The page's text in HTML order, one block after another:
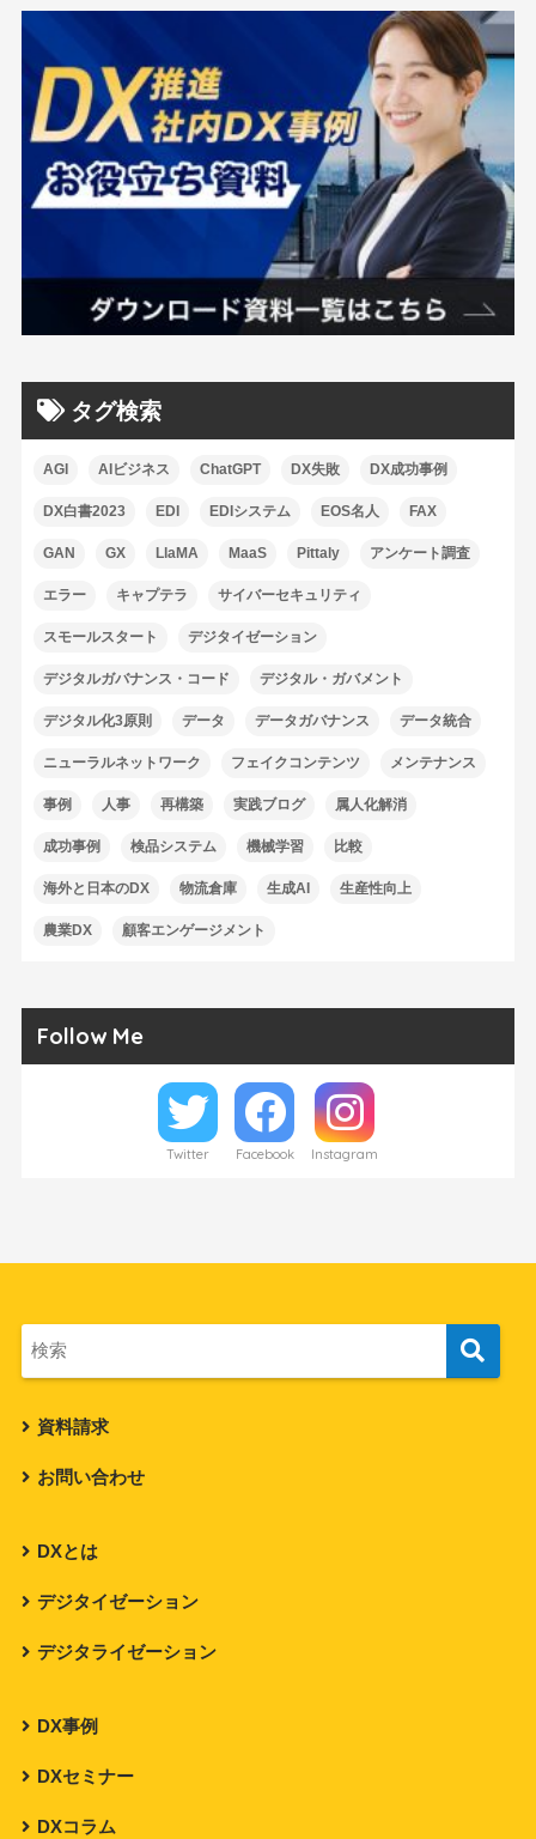
タグ検索
AGI AIビジネス ChatGPT DX失敗 DX成功事例
DX白書2023 EDI EDIシステム EOS名人 FAX
GAN GX LlaMA MaaS Pittaly アンケート調査
エラー キャプテラ サイバーセキュリティ
スモールスタート デジタイゼーション
デジタルガバナンス・コード デジタル・ガバメント
デジタル化3原則 データ データガバナンス データ統合
ニューラルネットワーク フェイクコンテンツ メンテナンス
事例 人事 再構築 実践ブログ 属人化解消
成功事例 検品システム 機械学習 比較
海外と日本のDX 物流倉庫 生成AI 生産性向上
農業DX 顧客エンゲージメント
Follow Me
Twitter Facebook Instagram
資料請求
お問い合わせ
DXとは
デジタイゼーション
デジタライゼーション
DX事例
DXセミナー
DXコラム